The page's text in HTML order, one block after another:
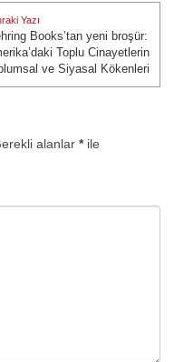
Yazı
Yazı:Books’tan yeni broşür:
Toplu Cinayetlerin
ve Siyasal Kökenleri
alanlar *ile